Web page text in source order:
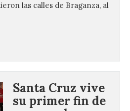
las calles de Braganza, al
Santa Cruz vive
su primer fin de